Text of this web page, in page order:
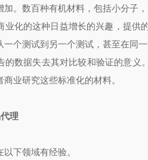
加。数百种有机材料，包括小分子
业化的这种日益增长的兴趣，提供
一个测试到另一个测试，甚至在同
的数据失去其对比较和验证的意
业研究这些标准化的材料。
理
下领域有经验。